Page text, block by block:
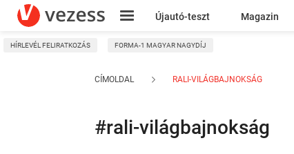
Újautó-teszt Magazin
Kresz
HÍRLEVÉL FELIRATKOZÁS FORMA-1 MAGYAR NAGYDÍJ
CÍMOLDAL RALI-VILÁGBAJNOKSÁG
#rali-világbajnokság